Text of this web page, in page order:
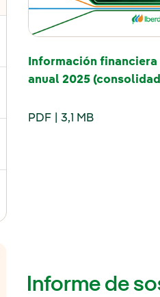
el submenú para
Información financiera
anual 2025
PDF 3,1 MB
Informe de